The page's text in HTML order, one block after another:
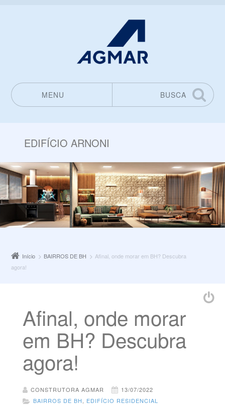
MENU
BUSCA
EDIFÍCIO ARNONI
Início BAIRROS DE BH
Afinal, onde morar em BH? Descubra
agora!
Afinal, onde morar
em BH? Descubra
agora!
CONSTRUTORA AGMAR
13/07/2022
BAIRROS DE BH
EDIFÍCIO RESIDENCIAL